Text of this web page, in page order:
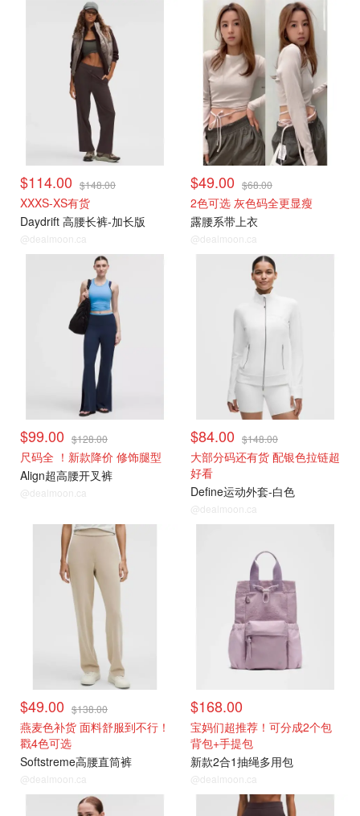
$114.00 $148.00
XXXS-XS有货
Daydrift 高腰长裤-加长版
@dealmoon.ca
$49.00 $68.00
2色可选 灰色码全更显瘦
露腰系带上衣
@dealmoon.ca
$99.00 $128.00
尺码全 ！新款降价 修饰腿型
Align超高腰开叉裤
@dealmoon.ca
$84.00 $148.00
大部分码还有货 配银色拉链超
好看
Define运动外套-白色
@dealmoon.ca
$49.00 $138.00
燕麦色补货 面料舒服到不行！
戳4色可选
Softstreme高腰直筒裤
@dealmoon.ca
$168.00
宝妈们超推荐！可分成2个包
背包+手提包
新款2合1抽绳多用包
@dealmoon.ca